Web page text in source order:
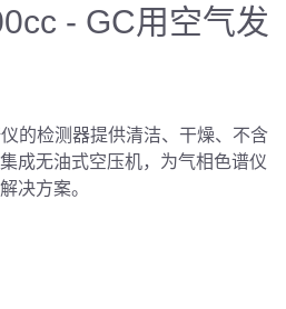
- GC用空气发
的检测器提供清洁、干燥、不含
成无油式空压机，为气相色谱仪
决方案。